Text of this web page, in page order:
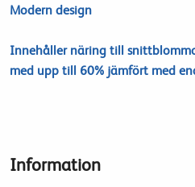
Modern design
Innehåller näring till
med upp till 60% jämfört med
Information